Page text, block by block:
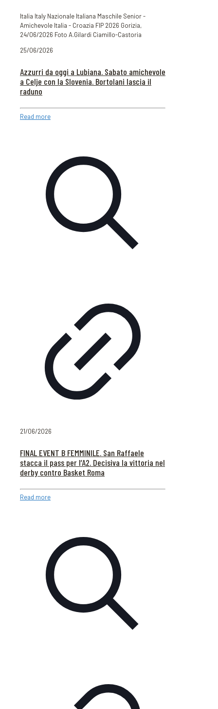
Italia Italy Nazionale Italiana Maschile Senior -
Amichevole Italia - Croazia FIP 2026 Gorizia,
24/06/2026 Foto A.Gilardi Ciamillo-Castoria
25/06/2026
Azzurri da oggi a Lubiana. Sabato amichevole
a Celje con la Slovenia. Bortolani lascia il
raduno
Read more
21/06/2026
FINAL EVENT B FEMMINILE. San Raffaele
stacca il pass per l’A2. Decisiva la vittoria nel
derby contro Basket Roma
Read more